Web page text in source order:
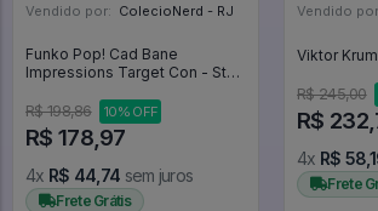
Vendido por: ColecioNerd - RJ
Funko Pop! Cad Bane
Impressions Target Con - Star
R$ 198,86
10% OFF
R$ 178,97
4x R$ 44,74 sem juros
Frete Grátis
Vendido
R$ 245,00
R$
4x R$
Frete